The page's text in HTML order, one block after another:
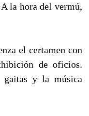
la hora del vermú,
el certamen con
de oficios.
gaitas y la música